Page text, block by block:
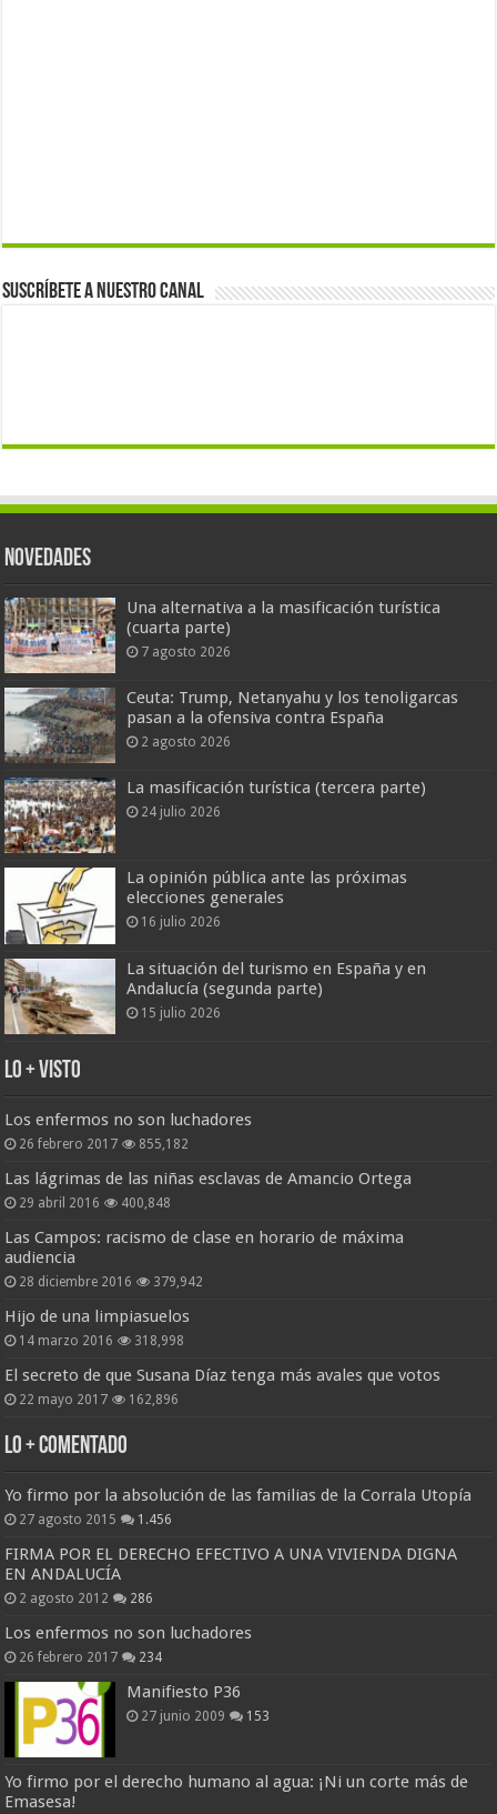
Suscríbete a nuestro canal
Novedades
Una alternativa a la masificación turística
(cuarta parte)
7 agosto 2026
Ceuta: Trump, Netanyahu y los tenoligarcas
pasan a la ofensiva contra España
2 agosto 2026
La masificación turística (tercera parte)
24 julio 2026
La opinión pública ante las próximas
elecciones generales
16 julio 2026
La situación del turismo en España y en
Andalucía (segunda parte)
15 julio 2026
Lo + Visto
Los enfermos no son luchadores
26 febrero 2017 855,182
Las lágrimas de las niñas esclavas de Amancio Ortega
29 abril 2016 400,848
Las Campos: racismo de clase en horario de máxima
audiencia
28 diciembre 2016 379,942
Hijo de una limpiasuelos
14 marzo 2016 318,998
El secreto de que Susana Díaz tenga más avales que votos
22 mayo 2017 162,896
Lo + Comentado
Yo firmo por la absolución de las familias de la Corrala Utopía
27 agosto 2015 1.456
FIRMA POR EL DERECHO EFECTIVO A UNA VIVIENDA DIGNA
EN ANDALUCÍA
2 agosto 2012 286
Los enfermos no son luchadores
26 febrero 2017 234
Manifiesto P36
27 junio 2009 153
Yo firmo por el derecho humano al agua: ¡Ni un corte más de
Emasesa!